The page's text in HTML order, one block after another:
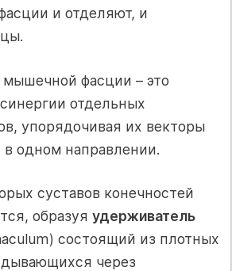
и отделяют, и
фасции – это
отдельных
упорядочивая их векторы
одном направлении.
суставов конечностей
образуя удерживатель
состоящий из плотных
через